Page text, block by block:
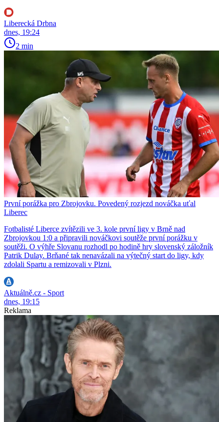
Liberecká Drbna
dnes, 19:24
2 min
První porážka pro Zbrojovku. Povedený rozjezd nováčka uťal
Liberec
Fotbalisté Liberce zvítězili ve 3. kole první ligy v Brně nad
Zbrojovkou 1:0 a připravili nováčkovi soutěže první porážku v
soutěži. O výhře Slovanu rozhodl po hodině hry slovenský záložník
Patrik Dulay. Brňané tak nenavázali na výtečný start do ligy, kdy
zdolali Spartu a remizovali v Plzni.
Aktuálně.cz - Sport
dnes, 19:15
Reklama